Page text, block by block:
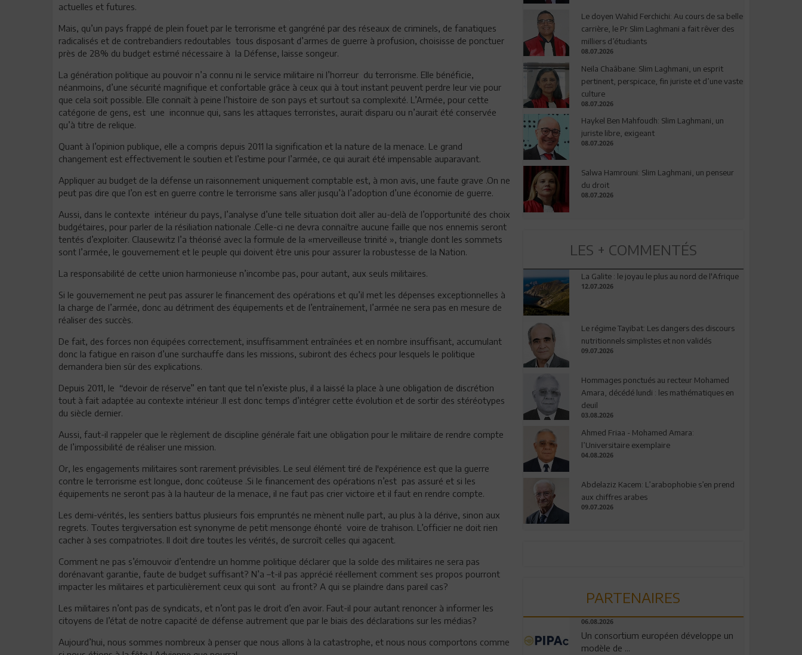
actuelles et futures.
Mais, qu’un pays frappé de plein fouet par le terrorisme et gangréné par des réseaux de criminels, de fanatiques
radicalisés et de contrebandiers redoutables tous disposant d’armes de guerre à profusion, choisisse de ponctuer
près de 28% du budget estimé nécessaire à la Défense, laisse songeur.
La génération politique au pouvoir n’a connu ni le service militaire ni l’horreur du terrorisme. Elle bénéficie,
néanmoins, d’une sécurité magnifique et confortable grâce à ceux qui à tout instant peuvent perdre leur vie pour
que cela soit possible. Elle connaît à peine l’histoire de son pays et surtout sa complexité. L’Armée, pour cette
catégorie de gens, est une inconnue qui, sans les attaques terroristes, aurait disparu ou n’aurait été conservée
qu’à titre de relique.
Quant à l’opinion publique, elle a compris depuis 2011 la signification et la nature de la menace. Le grand
changement est effectivement le soutien et l’estime pour l’armée, ce qui aurait été impensable auparavant.
Appliquer au budget de la défense un raisonnement uniquement comptable est, à mon avis, une faute grave .On ne
peut pas dire que l’on est en guerre contre le terrorisme sans aller jusqu’à l’adoption d’une économie de guerre.
Aussi, dans le contexte intérieur du pays, l’analyse d’une telle situation doit aller au-delà de l’opportunité des choix
budgétaires, pour parler de la résiliation nationale .Celle-ci ne devra connaître aucune faille que nos ennemis seront
tentés d’exploiter. Clausewitz l’a théorisé avec la formule de la «merveilleuse trinité », triangle dont les sommets
sont l’armée, le gouvernement et le peuple qui doivent être unis pour assurer la robustesse de la Nation.
La responsabilité de cette union harmonieuse n’incombe pas, pour autant, aux seuls militaires.
Si le gouvernement ne peut pas assurer le financement des opérations et qu’il met les dépenses exceptionnelles à
la charge de l’armée, donc au détriment des équipements et de l’entraînement, l’armée ne sera pas en mesure de
réaliser des succès.
De fait, des forces non équipées correctement, insuffisamment entraînées et en nombre insuffisant, accumulant
donc la fatigue en raison d’une surchauffe dans les missions, subiront des échecs pour lesquels le politique
demandera bien sûr des explications.
Depuis 2011, le “devoir de réserve” en tant que tel n’existe plus, il a laissé la place à une obligation de discrétion
tout à fait adaptée au contexte intérieur .Il est donc temps d’intégrer cette évolution et de sortir des stéréotypes
du siècle dernier.
Aussi, faut-il rappeler que le règlement de discipline générale fait une obligation pour le militaire de rendre compte
de l’impossibilité de réaliser une mission.
Or, les engagements militaires sont rarement prévisibles. Le seul élément tiré de l'expérience est que la guerre
contre le terrorisme est longue, donc coûteuse .Si le financement des opérations n’est pas assuré et si les
équipements ne seront pas à la hauteur de la menace, il ne faut pas crier victoire et il faut en rendre compte.
Les demi-vérités, les sentiers battus plusieurs fois empruntés ne mènent nulle part, au plus à la dérive, sinon aux
regrets. Toutes tergiversation est synonyme de petit mensonge éhonté voire de trahison. L’officier ne doit rien
cacher à ses compatriotes. Il doit dire toutes les vérités, de surcroît celles qui agacent.
Comment ne pas s’émouvoir d’entendre un homme politique déclarer que la solde des militaires ne sera pas
dorénavant garantie, faute de budget suffisant? N’a –t-il pas apprécié réellement comment ses propos pourront
impacter les militaires et particulièrement ceux qui sont au front? A qui se plaindre dans pareil cas?
Les militaires n’ont pas de syndicats, et n’ont pas le droit d’en avoir. Faut-il pour autant renoncer à informer les
citoyens de l’état de notre capacité de défense autrement que par le biais des déclarations sur les médias?
Aujourd’hui, nous sommes nombreux à penser que nous allons à la catastrophe, et nous nous comportons comme
Le doyen Wahid Ferchichi: Au cours de sa belle
carrière, le Pr Slim Laghmani a fait rêver des
milliers d’étudiants
08.07.2026
Neila Chaâbane: Slim Laghmani, un esprit
pertinent, perspicace, fin juriste et d’une vaste
culture
08.07.2026
Haykel Ben Mahfoudh: Slim Laghmani, un
juriste libre, exigeant
08.07.2026
Salwa Hamrouni: Slim Laghmani, un penseur
du droit
08.07.2026
LES + COMMENTÉS
La Galite : le joyau le plus au nord de l'Afrique
12.07.2026
Le régime Tayibat: Les dangers des discours
nutritionnels simplistes et non validés
09.07.2026
Hommages ponctués au recteur Mohamed
Amara, décédé lundi : les mathématiques en
deuil
03.08.2026
Ahmed Friaa - Mohamed Amara:
l’Universitaire exemplaire
04.08.2026
Abdelaziz Kacem: L’arabophobie s’en prend
aux chiffres arabes
09.07.2026
PARTENAIRES
06.08.2026
Un consortium européen développe un
modèle de ...